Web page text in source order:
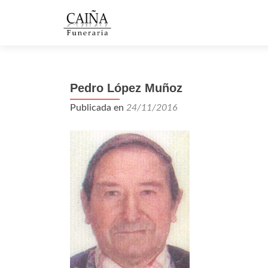
Pedro López Muñoz
Publicada en 24/11/2016